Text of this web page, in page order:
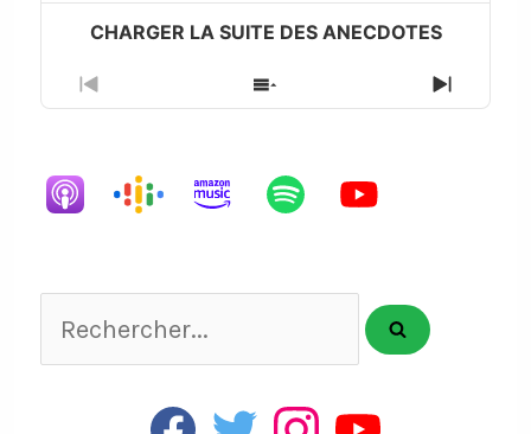
Previous
Episode
Show
Episodes
Next
Episode
Rechercher...